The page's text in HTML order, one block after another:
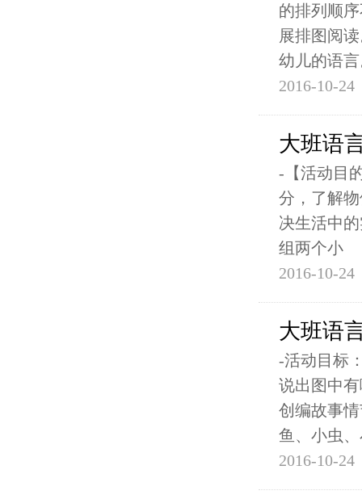
的排列顺
展排图阅
幼儿的语
2016-10-24
大班语
-【活动目
分，了解
决生活中
组两个小
2016-10-24
大班语
-活动目标
说出图中
创编故事
鱼、小虫
2016-10-24